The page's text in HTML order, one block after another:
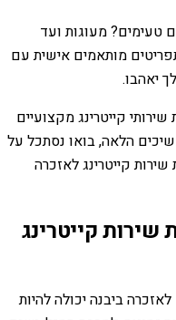
טעימים? מעוגות ועד
תפריטים מותאמים אישית עם
יאהבו.
קייטרינג מקצועיים
הלאה, בואו נסתכל על
קייטרינג לאזכרה
קייטרינג
ביבנה יכולה להיות